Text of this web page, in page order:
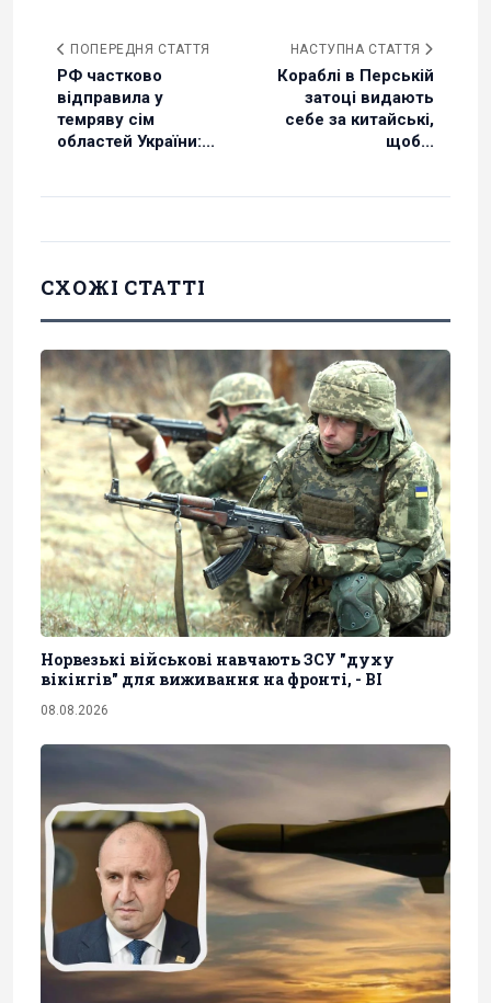
ПОПЕРЕДНЯ СТАТТЯ
РФ частково
відправила у
темряву сім
областей України:...
НАСТУПНА СТАТТЯ
Кораблі в Перській
затоці видають
себе за китайські,
щоб...
СХОЖІ СТАТТІ
Норвезькі військові навчають ЗСУ "духу
вікінгів" для виживання на фронті, - BI
08.08.2026